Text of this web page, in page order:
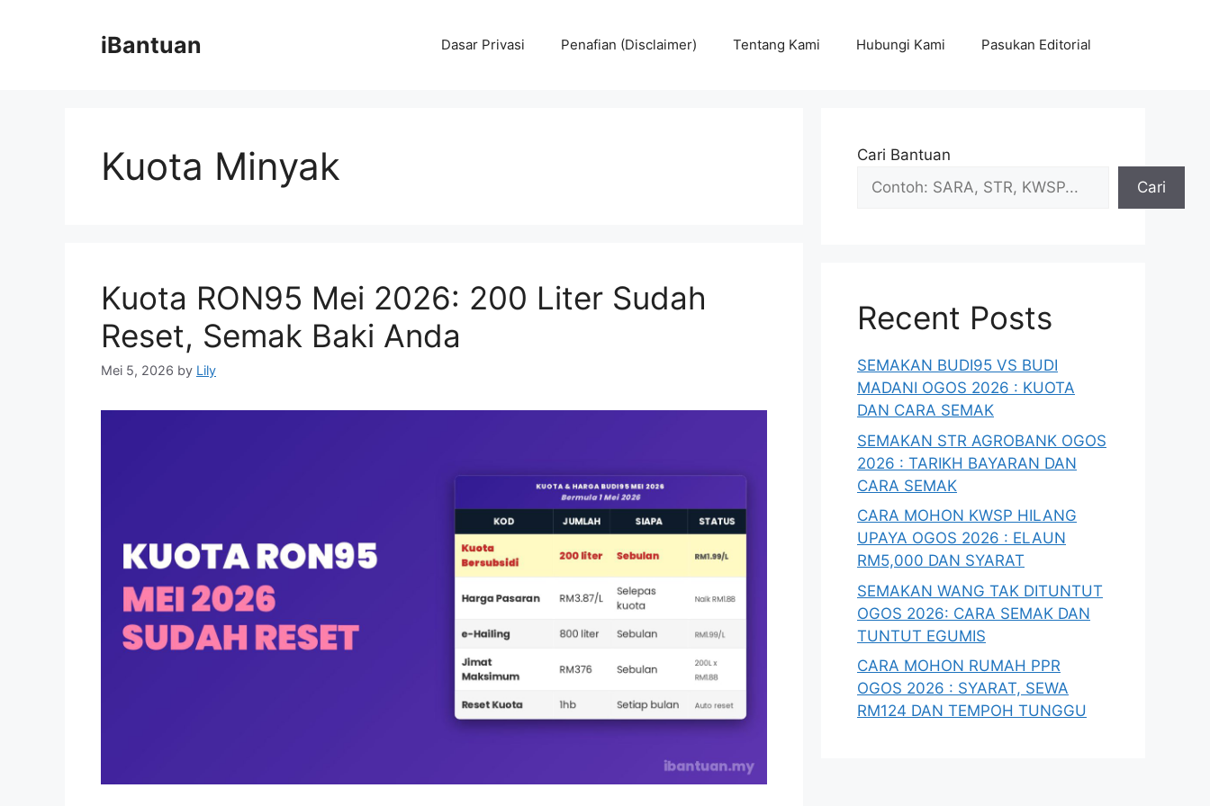
iBantuan Dasar Privasi Penafian (Disclaimer) Tentang Kami Hubungi Kami Pasukan Editorial
Kuota Minyak
Kuota RON95 Mei 2026: 200 Liter Sudah
Reset, Semak Baki Anda
Mei 5, 2026 by Lily
Cari Bantuan
Cari
Recent Posts
SEMAKAN BUDI95 VS BUDI
MADANI OGOS 2026 : KUOTA
DAN CARA SEMAK
SEMAKAN STR AGROBANK OGOS
2026 : TARIKH BAYARAN DAN
CARA SEMAK
CARA MOHON KWSP HILANG
UPAYA OGOS 2026 : ELAUN
RM5,000 DAN SYARAT
SEMAKAN WANG TAK DITUNTUT
OGOS 2026: CARA SEMAK DAN
TUNTUT EGUMIS
CARA MOHON RUMAH PPR
OGOS 2026 : SYARAT, SEWA
RM124 DAN TEMPOH TUNGGU